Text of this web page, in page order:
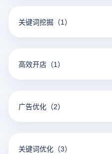
关键词挖掘 （1）
高效开店 （1）
广告优化 （2）
关键词优化 （3）